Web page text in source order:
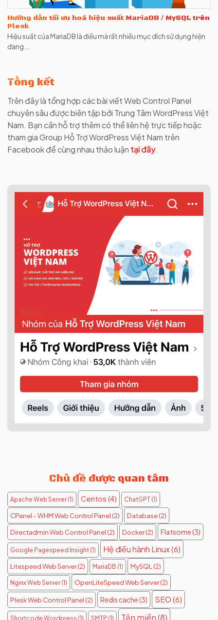
Hướng dẫn tối ưu hoá hiệu suất MariaDB / MySQL trên
Plesk
Hiệu suất của MariaDB là điều mà rất nhiều mục đích sử dụng hiện
đang...
Tổng kết
Trên đây là tổng hợp các bài viết Web Control Panel
chuyên sâu được biên tập bởi Trung Tâm WordPress Việt
Nam. Bạn cần hỗ trợ thêm có thể liên hệ trực tiếp hoặc
tham gia Group Hỗ Trợ WordPress Việt Nam trên
Facebook để cùng nhau thảo luận tại đây.
Chủ đề được quan tâm
Apache Web Server (1) Centos (4) ChatGPT (1)
CPanel - WHM Web Control Panel (2) Database(2)
Directadmin Web Control Panel (2) Docker(2) Flatsome(3)
Google Pagespeed Insight (1) Hệ điều hành Linux(6)
Litespeed Web Server(2) MariaDB (1) MySQL (2)
Nginx Web Server (1) OpenLiteSpeed Web Server(2)
Plesk Web Control Panel (2) Redis cache(3) SEO (6)
Shortcode Wordpress (1) SMTP (1) Tên miền(8)